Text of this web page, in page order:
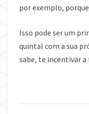
por exemplo,
Isso pode ser um
quintal com a sua
sabe, te incentivar